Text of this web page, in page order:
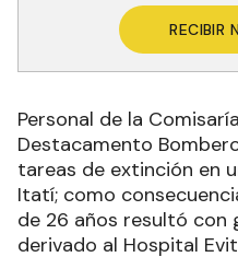
RECIBIR
Personal de la
Destacamento
tareas de extinción en
Itatí; como
de 26 años resultó con
derivado al Hospital